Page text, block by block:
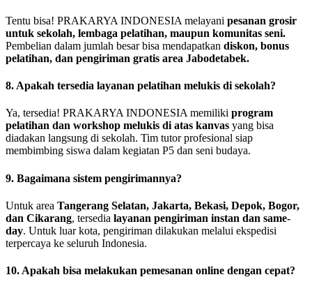
Tentu bisa! PRAKARYA INDONESIA melayani pesanan grosir
untuk sekolah, lembaga pelatihan, maupun komunitas seni.
Pembelian dalam jumlah besar bisa mendapatkan diskon, bonus
pelatihan, dan pengiriman gratis area Jabodetabek.
8. Apakah tersedia layanan pelatihan melukis di sekolah?
Ya, tersedia! PRAKARYA INDONESIA memiliki program
pelatihan dan workshop melukis di atas kanvas yang bisa
diadakan langsung di sekolah. Tim tutor profesional siap
membimbing siswa dalam kegiatan P5 dan seni budaya.
9. Bagaimana sistem pengirimannya?
Untuk area Tangerang Selatan, Jakarta, Bekasi, Depok, Bogor,
dan Cikarang, tersedia layanan pengiriman instan dan same-
day. Untuk luar kota, pengiriman dilakukan melalui ekspedisi
terpercaya ke seluruh Indonesia.
10. Apakah bisa melakukan pemesanan online dengan cepat?